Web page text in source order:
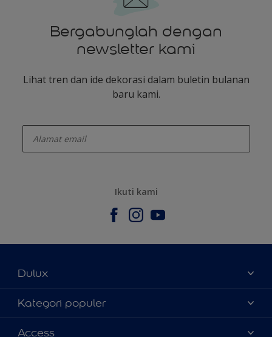
Bergabunglah dengan
newsletter kami
Lihat tren dan ide dekorasi dalam buletin bulanan
baru kami.
Ikuti kami
Dulux
Tentang Kami
Contact us
Kategori populer
Warna
Access